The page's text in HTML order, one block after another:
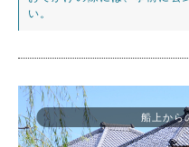
い。
船上から